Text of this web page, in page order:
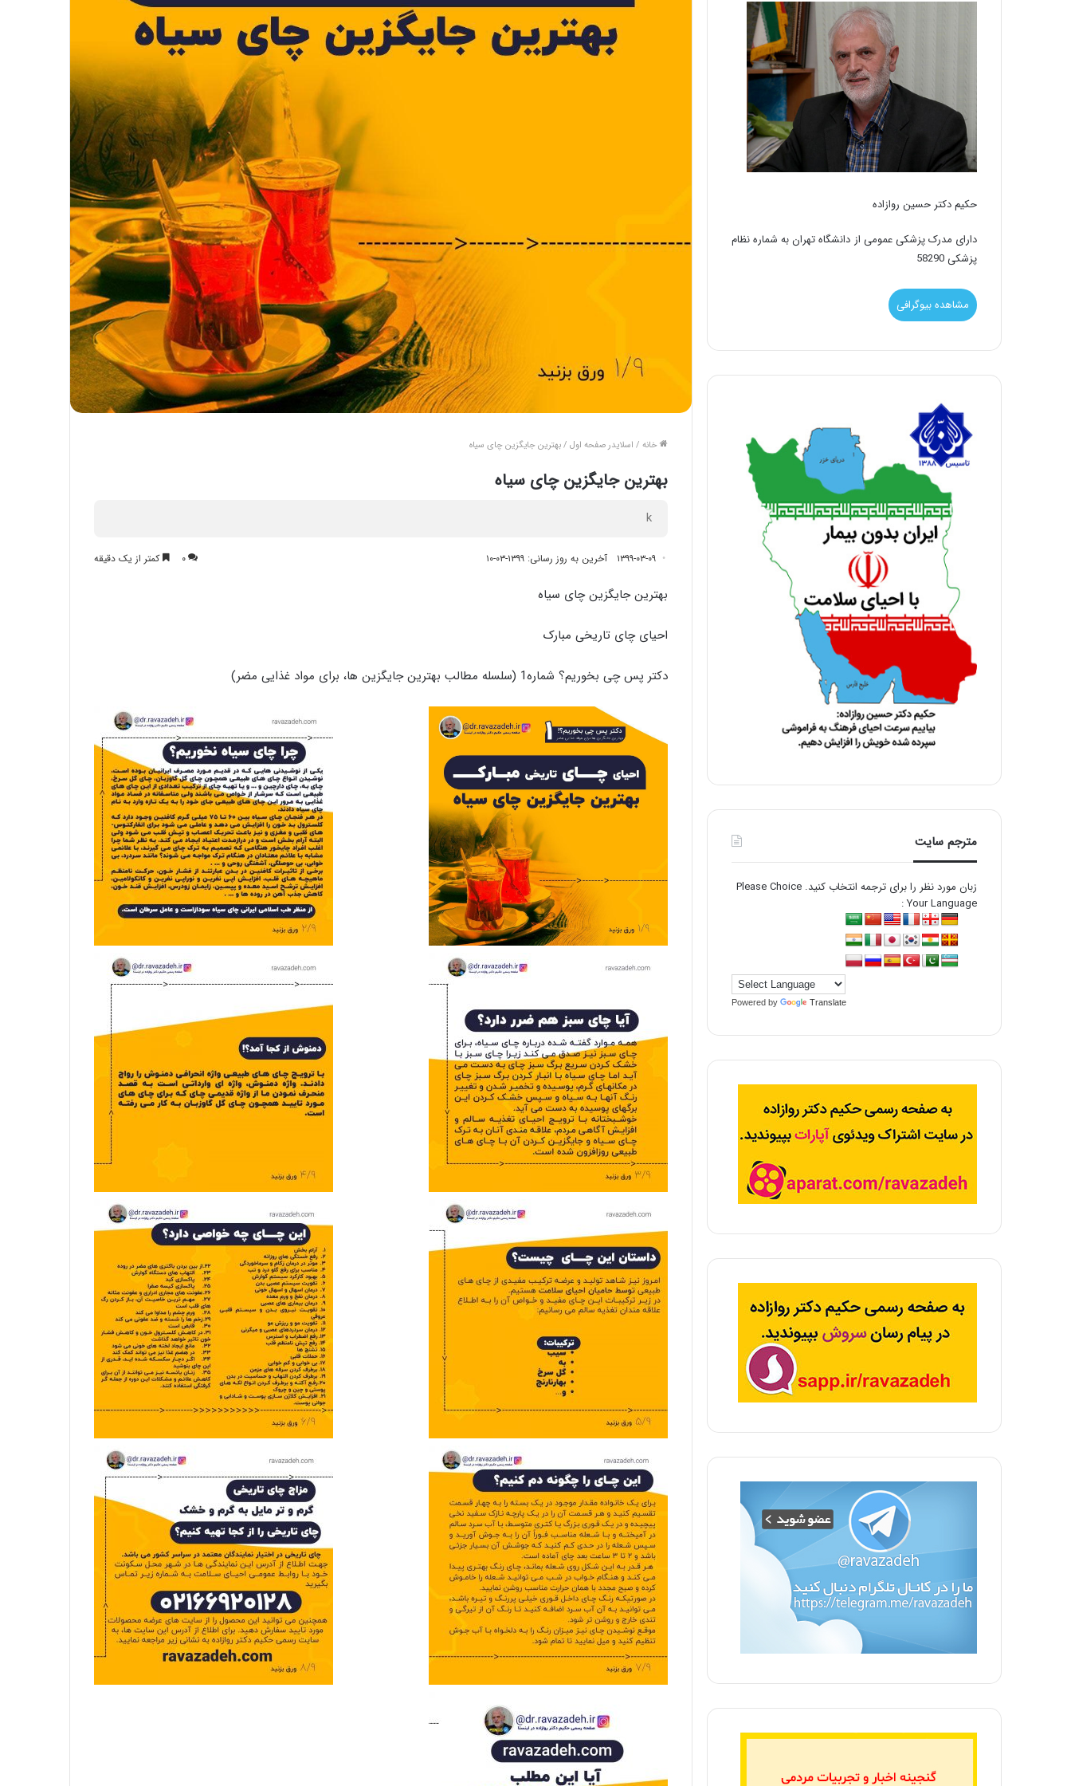
خانه / اسلایدر صفحه اول /بهترین جایگزین چای سیاه
بهترین جایگزین چای سیاه
k
۱۳۹۹-۰۳-۰۹ آخرین به روز رسانی: ۱۳۹۹-۰۳-۱۰ ۰ کمتر از یک دقیقه
بهترین جایگزین چای سیاه
احیای چای تاریخی مبارک
دکتر پس چی بخوریم؟ شماره1 (سلسله مطالب بهترین جایگزین ها، برای مواد غذایی مضر)
حکیم دکتر حسین روازاده
دارای مدرک پزشکی عمومی از دانشگاه تهران به شماره نظام
پزشکی 58290
مشاهده بیوگرافی
مترجم سایت
زبان مورد نظر را برای ترجمه انتخاب کنید. Please Choice
Your Language :
Powered by Translate